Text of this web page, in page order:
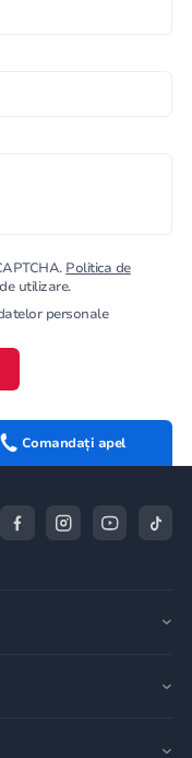
Politica de
utilizare.
personale
Comandați apel